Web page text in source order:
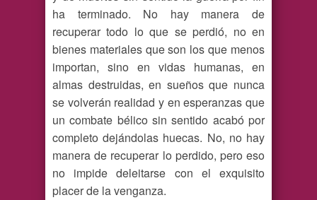
ha terminado. No hay manera de
recuperar todo lo que se perdió, no en
bienes materiales que son los que menos
importan, sino en vidas humanas, en
almas destruidas, en sueños que nunca
se volverán realidad y en esperanzas que
un combate bélico sin sentido acabó por
completo dejándolas huecas. No, no hay
manera de recuperar lo perdido, pero eso
no impide deleitarse con el exquisito
placer de la venganza.